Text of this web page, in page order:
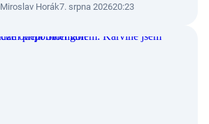
Miroslav Horák7. srpna 202620:23